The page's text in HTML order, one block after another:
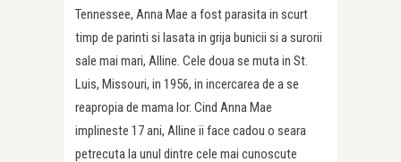
Tennessee, Anna Mae a fost parasita in scurt
timp de parinti si lasata in grija bunicii si a surorii
sale mai mari, Alline. Cele doua se muta in St.
Luis, Missouri, in 1956, in incercarea de a se
reapropia de mama lor. Cind Anna Mae
implineste 17 ani, Alline ii face cadou o seara
petrecuta la unul dintre cele mai cunoscute